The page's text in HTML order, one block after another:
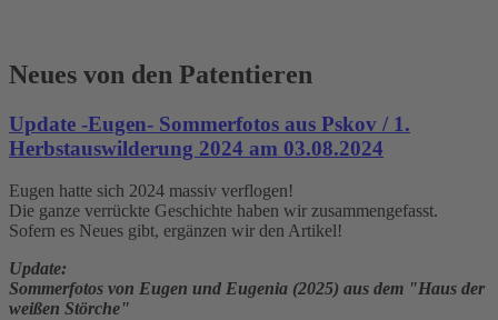
Neues von den Patentieren
Update -Eugen- Sommerfotos aus Pskov / 1.
Herbstauswilderung 2024 am 03.08.2024
Eugen hatte sich 2024 massiv verflogen!
Die ganze verrückte Geschichte haben wir zusammengefasst.
Sofern es Neues gibt, ergänzen wir den Artikel!
Update:
Sommerfotos von Eugen und Eugenia (2025) aus dem "Haus der
weißen Störche"